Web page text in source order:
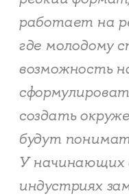
работает на
где молодому
возможность
создать
будут
У начинающих
индустриях